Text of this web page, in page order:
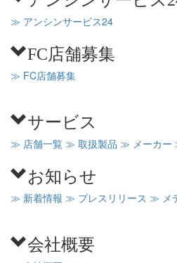
≫ アンシンサービス24
FC店舗募集
≫ FC店舗募集
サービス
≫ 店舗一覧 ≫ 取扱製品 ≫ メーカー
お知らせ
≫ 新着情報 ≫ プレスリリース ≫ メ
会社概要